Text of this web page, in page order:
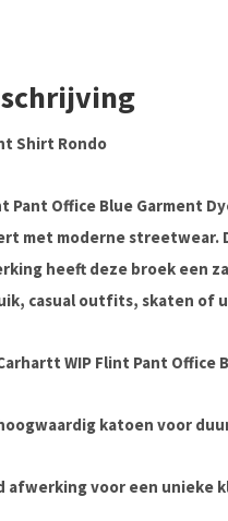
Shirt Rondo
Pant Office Blue Garment
met moderne streetwear.
heeft deze broek een
casual outfits, skaten of
WIP Flint Pant Office
katoen voor
afwerking voor een unieke